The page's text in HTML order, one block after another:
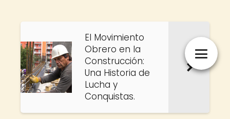
El Movimiento
Obrero en la
Construcción:
Una Historia de
Lucha y
Conquistas.